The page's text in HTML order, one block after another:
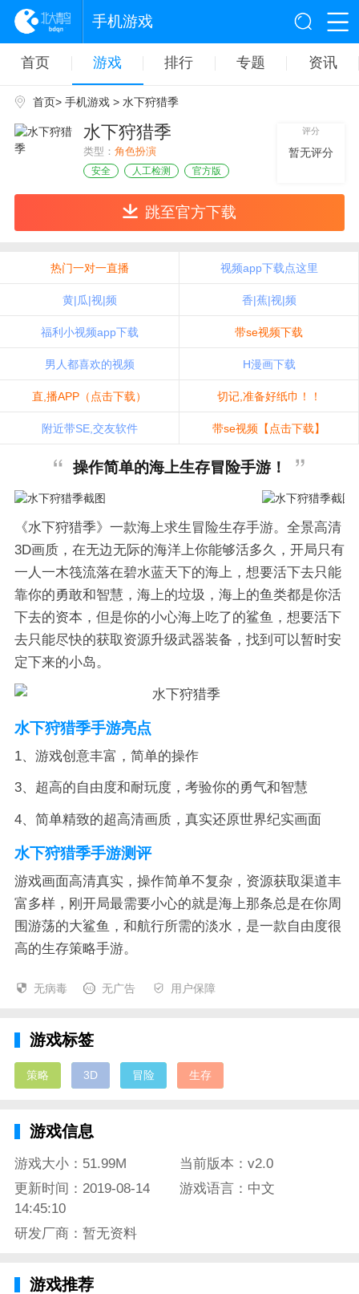
手机游戏
首页 游戏 排行 专题 资讯
首页> 手机游戏> 水下狩猎季
水下狩猎季
类型： 角色扮演
安全 人工检测 官方版
评分
暂无评分
跳至官方下载
热门一对一直播 视频app下载点这里
黄|瓜|视|频 香|蕉|视|频
福利小视频app下载 带se视频下载
男人都喜欢的视频 H漫画下载
直,播APP（点击下载） 切记,准备好纸巾！！
附近带SE,交友软件 带se视频【点击下载】
操作简单的海上生存冒险手游！
《水下狩猎季》一款海上求生冒险生存手游。全景高清
3D画质，在无边无际的海洋上你能够活多久，开局只有
一人一木筏流落在碧水蓝天下的海上，想要活下去只能
靠你的勇敢和智慧，海上的垃圾，海上的鱼类都是你活
下去的资本，但是你的小心海上吃了的鲨鱼，想要活下
去只能尽快的获取资源升级武器装备，找到可以暂时安
定下来的小岛。
水下狩猎季手游亮点
1、游戏创意丰富，简单的操作
3、超高的自由度和耐玩度，考验你的勇气和智慧
4、简单精致的超高清画质，真实还原世界纪实画面
水下狩猎季手游测评
游戏画面高清真实，操作简单不复杂，资源获取渠道丰
富多样，刚开局最需要小心的就是海上那条总是在你周
围游荡的大鲨鱼，和航行所需的淡水，是一款自由度很
高的生存策略手游。
无病毒 无广告 用户保障
游戏标签
策略 3D 冒险 生存
游戏信息
游戏大小：51.99M
当前版本：v2.0
更新时间：2019-08-14
14:45:10
游戏语言：中文
研发厂商：暂无资料
游戏推荐